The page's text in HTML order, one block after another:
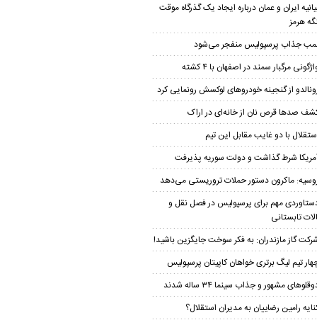
ایران و عمان درباره ایجاد یک گذرگاه موقت
هرمز
جذاب پرسپولیس منفجر می‌شود
مرگبار سمند در اصفهان با ۴ کشته
از گنجینه خودروهای لوکسش رونمایی کرد
صدها قرص نان از خانه‌ای در اراک
با دو غایب مقابل این تیم
شرط گذاشت و دولت سوریه پذیرفت
ماکرون دستور حملات تروریستی می‌دهد
مهم برای پرسپولیس در فصل نقل و
تابستانی
گاز مازندران: به فکر سوخت جایگزین باشید!
تیم لیگ برتری خواهان کاپیتان پرسپولیس
مشهور و جذاب سینما ۳۴ ساله شدند
رامین رضاییان به مدیران استقلال؟